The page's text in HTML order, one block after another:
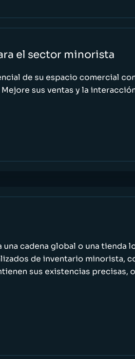
el sector minorista
de su espacio comercial
sus ventas y la
una cadena global o una tienda
de inventario minorista,
sus existencias precisas,